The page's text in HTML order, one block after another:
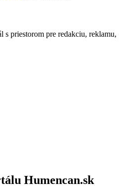
s priestorom pre redakciu, reklamu,
Humencan.sk